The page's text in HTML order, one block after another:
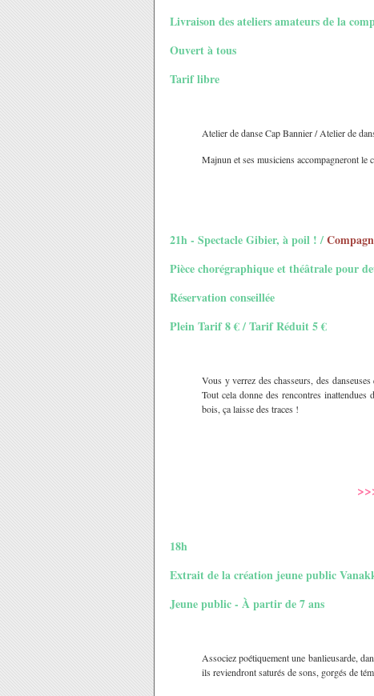
Livraison des ateliers amateurs de la
Ouvert à tous
Tarif libre
Atelier de danse Cap Bannier / Atelier de
Majnun et ses musiciens accompagneront le
21h - Spectacle Gibier, à poil ! /
Pièce chorégraphique et théâtrale pour
Réservation conseillée
Plein Tarif 8 € / Tarif Réduit 5 €
Vous y verrez des chasseurs, des
Tout cela donne des rencontres
bois, ça laisse des traces !
18h
Extrait de la création jeune public
Jeune public - À partir de 7 ans
Associez poétiquement une banlieusarde,
ils reviendront saturés de sons, gorgés de